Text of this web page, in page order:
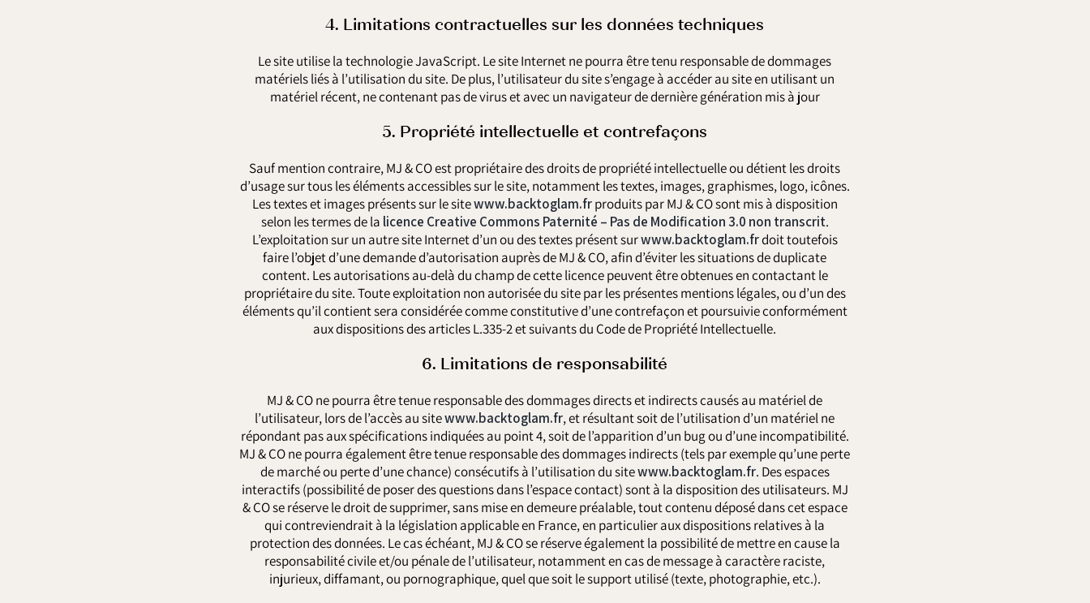
4. Limitations contractuelles sur les données techniques
Le site utilise la technologie JavaScript. Le site Internet ne pourra être tenu responsable de dommages
matériels liés à l’utilisation du site. De plus, l’utilisateur du site s’engage à accéder au site en utilisant un
matériel récent, ne contenant pas de virus et avec un navigateur de dernière génération mis à jour
5. Propriété intellectuelle et contrefaçons
Sauf mention contraire, MJ & CO est propriétaire des droits de propriété intellectuelle ou détient les droits
d’usage sur tous les éléments accessibles sur le site, notamment les textes, images, graphismes, logo, icônes.
Les textes et images présents sur le sitewww.backtoglam.frproduits par MJ & CO sont mis à disposition
selon les termes de la licence Creative Commons Paternité – Pas de Modification 3.0 non transcrit.
L’exploitation sur un autre site Internet d’un ou des textes présent surwww.backtoglam.frdoit toutefois
faire l’objet d’une demande d’autorisation auprès de MJ & CO, afin d’éviter les situations de duplicate
content. Les autorisations au-delà du champ de cette licence peuvent être obtenues en contactant le
propriétaire du site. Toute exploitation non autorisée du site par les présentes mentions légales, ou d’un des
éléments qu’il contient sera considérée comme constitutive d’une contrefaçon et poursuivie conformément
aux dispositions des articles L.335-2 et suivants du Code de Propriété Intellectuelle.
6. Limitations de responsabilité
MJ & CO ne pourra être tenue responsable des dommages directs et indirects causés au matériel de
l’utilisateur, lors de l’accès au sitewww.backtoglam.fr, et résultant soit de l’utilisation d’un matériel ne
répondant pas aux spécifications indiquées au point 4, soit de l’apparition d’un bug ou d’une incompatibilité.
MJ & CO ne pourra également être tenue responsable des dommages indirects (tels par exemple qu’une perte
de marché ou perte d’une chance) consécutifs à l’utilisation du sitewww.backtoglam.fr. Des espaces
interactifs (possibilité de poser des questions dans l’espace contact) sont à la disposition des utilisateurs. MJ
& CO se réserve le droit de supprimer, sans mise en demeure préalable, tout contenu déposé dans cet espace
qui contreviendrait à la législation applicable en France, en particulier aux dispositions relatives à la
protection des données. Le cas échéant, MJ & CO se réserve également la possibilité de mettre en cause la
responsabilité civile et/ou pénale de l’utilisateur, notamment en cas de message à caractère raciste,
injurieux, diffamant, ou pornographique, quel que soit le support utilisé (texte, photographie, etc.).